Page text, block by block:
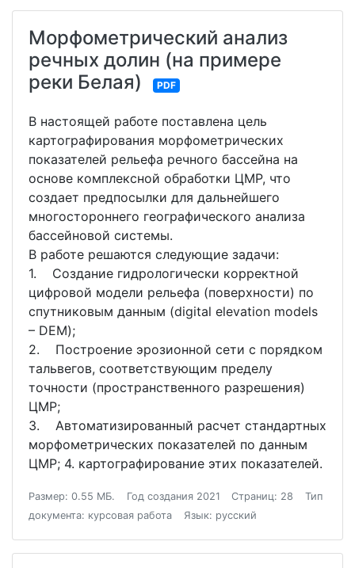
Морфометрический анализ
речных долин (на примере
реки Белая)
PDF
В настоящей работе поставлена цель
картографирования морфометрических
показателей рельефа речного бассейна на
основе комплексной обработки ЦМР, что
создает предпосылки для дальнейшего
многостороннего географического анализа
бассейновой системы.
В работе решаются следующие задачи:
1. Создание гидрологически корректной
цифровой модели рельефа (поверхности) по
спутниковым данным (digital elevation models
– DEM);
2. Построение эрозионной сети с порядком
тальвегов, соответствующим пределу
точности (пространственного разрешения)
ЦМР;
3. Автоматизированный расчет стандартных
морфометрических показателей по данным
ЦМР; 4. картографирование этих показателей.
Размер: 0.55 МБ. Год создания 2021 Страниц: 28
Тип
документа: курсовая работа
Язык: русский